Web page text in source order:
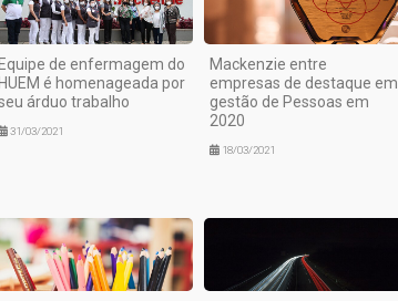
Equipe de enfermagem do
HUEM é homenageada por
árduo trabalho
31/03/2021
Mackenzie entre
empresas de destaque em
gestão de Pessoas em
2020
18/03/2021